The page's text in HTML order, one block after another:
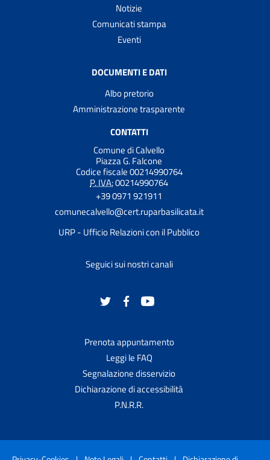
Notizie
Comunicati stampa
Eventi
DOCUMENTI E DATI
Albo pretorio
Amministrazione trasparente
CONTATTI
Comune di Calvello
Piazza G. Falcone
Codice fiscale 00214990764
P. IVA:00214990764
+39 0971 921911
comunecalvello@cert.ruparbasilicata.it
URP - Ufficio Relazioni con il Pubblico
Seguici sui nostri canali
Prenota appuntamento
Leggi le FAQ
Segnalazione disservizio
Dichiarazione di accessibilità
P.N.R.R.